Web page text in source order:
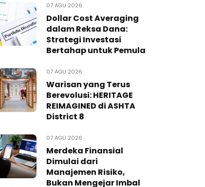
07 AGU 2026
Dollar Cost Averaging
dalam Reksa Dana:
Strategi Investasi
Bertahap untuk Pemula
07 AGU 2026
Warisan yang Terus
Berevolusi: HERITAGE
REIMAGINED di ASHTA
District 8
07 AGU 2026
Merdeka Finansial
Dimulai dari
Manajemen Risiko,
Bukan Mengejar Imbal